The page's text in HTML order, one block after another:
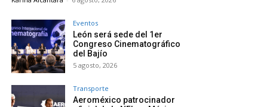
Eventos
León será sede del 1er
Congreso Cinematográfico
del Bajío
5 agosto, 2026
Transporte
Aeroméxico patrocinador